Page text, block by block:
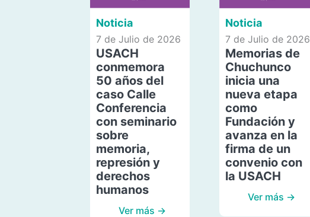
Noticia
7 de Julio de 2026
USACH
conmemora
50 años del
caso Calle
Conferencia
con seminario
sobre
memoria,
represión y
derechos
humanos
Ver más →
Noticia
7 de Julio de 2026
Memorias de
Chuchunco
inicia una
nueva etapa
como
Fundación y
avanza en la
firma de un
convenio con
la USACH
Ver más →